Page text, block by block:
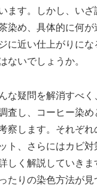
ます。しかし、いざ
染め、具体的に何
に近い仕上がりに
ないでしょうか。
な疑問を解消すべく
査し、コーヒー染
察します。それぞれ
ト、さらにはカビ
しく解説していき
たりの染色方法が見